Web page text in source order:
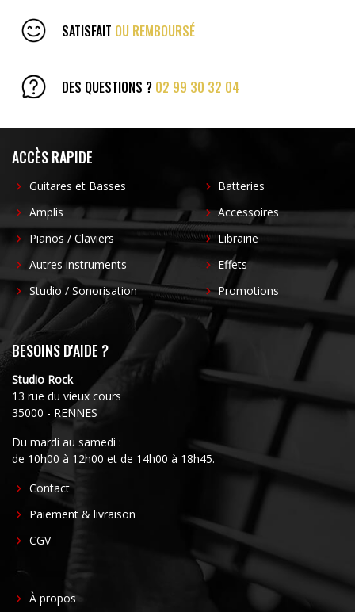
SATISFAIT OU REMBOURSÉ
DES QUESTIONS ? 02 99 30 32 04
ACCÈS RAPIDE
Guitares et Basses
Amplis
Pianos / Claviers
Autres instruments
Studio / Sonorisation
Batteries
Accessoires
Librairie
Effets
Promotions
BESOINS D'AIDE ?
Studio Rock
13 rue du vieux cours
35000 - RENNES
Du mardi au samedi :
de 10h00 à 12h00 et de 14h00 à 18h45.
FOOTER
CENTER
Contact
Paiement & livraison
CGV
FOOTER
À propos